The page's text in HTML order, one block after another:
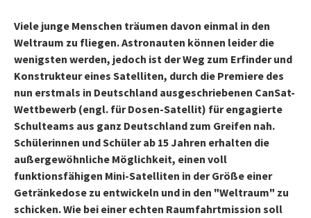
Viele junge Menschen träumen davon einmal in den
Weltraum zu fliegen. Astronauten können leider die
wenigsten werden, jedoch ist der Weg zum Erfinder und
Konstrukteur eines Satelliten, durch die Premiere des
nun erstmals in Deutschland ausgeschriebenen CanSat-
Wettbewerb (engl. für Dosen-Satellit) für engagierte
Schulteams aus ganz Deutschland zum Greifen nah.
Schülerinnen und Schüler ab 15 Jahren erhalten die
außergewöhnliche Möglichkeit, einen voll
funktionsfähigen Mini-Satelliten in der Größe einer
Getränkedose zu entwickeln und in den "Weltraum" zu
schicken. Wie bei einer echten Raumfahrtmission soll